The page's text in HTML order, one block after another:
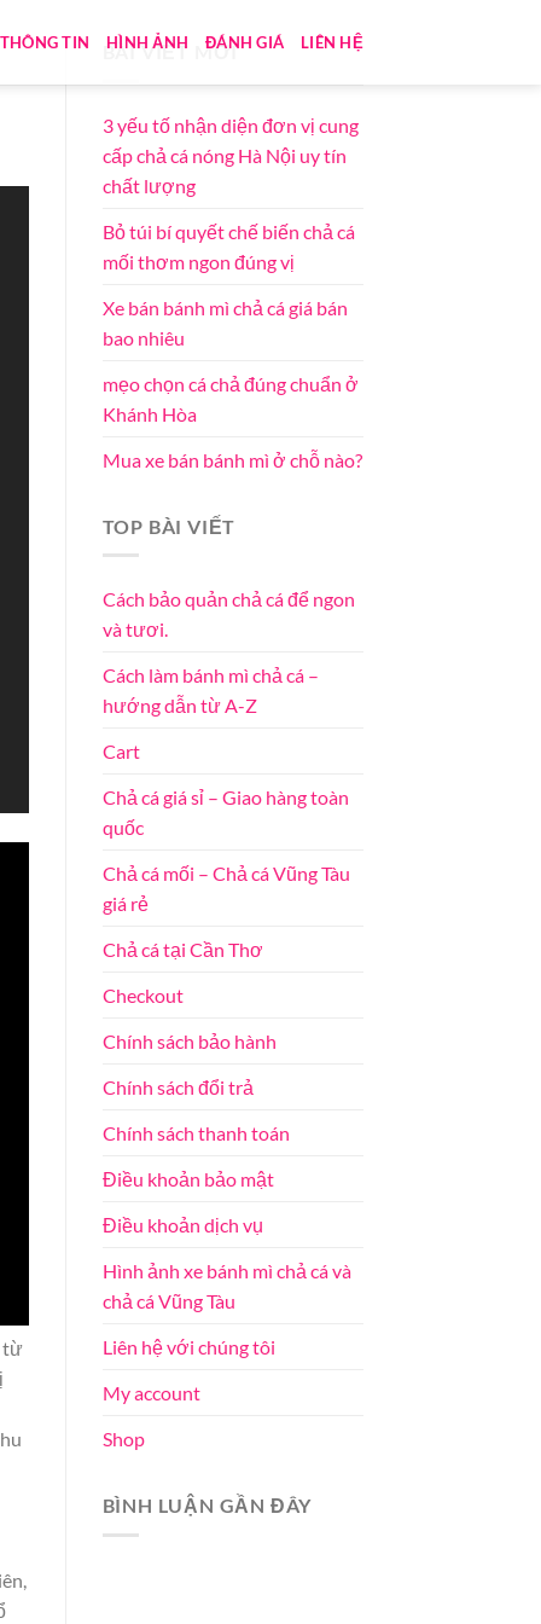
THÔNG TIN HÌNH ẢNH ĐÁNH GIÁ LIÊN HỆ
từ
BÀI VIẾT MỚI
3 yếu tố nhận diện đơn vị cung
cấp chả cá nóng Hà Nội uy tín
chất lượng
Bỏ túi bí quyết chế biến chả cá
mối thơm ngon đúng vị
Xe bán bánh mì chả cá giá bán
bao nhiêu
mẹo chọn cá chả đúng chuẩn ở
Khánh Hòa
Mua xe bán bánh mì ở chỗ nào?
TOP BÀI VIẾT
Cách bảo quản chả cá để ngon
và tươi.
Cách làm bánh mì chả cá –
hướng dẫn từ A-Z
Cart
Chả cá giá sỉ – Giao hàng toàn
quốc
Chả cá mối – Chả cá Vũng Tàu
giá rẻ
Chả cá tại Cần Thơ
Checkout
Chính sách bảo hành
Chính sách đổi trả
Chính sách thanh toán
Điều khoản bảo mật
Điều khoản dịch vụ
Hình ảnh xe bánh mì chả cá và
chả cá Vũng Tàu
Liên hệ với chúng tôi
My account
Shop
BÌNH LUẬN GẦN ĐÂY